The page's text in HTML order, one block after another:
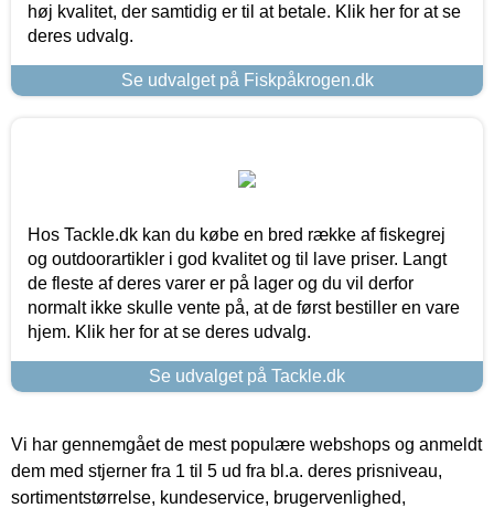
høj kvalitet, der samtidig er til at betale. Klik her for at se
deres udvalg.
Se udvalget på Fiskpåkrogen.dk
Hos Tackle.dk kan du købe en bred række af fiskegrej
og outdoorartikler i god kvalitet og til lave priser. Langt
de fleste af deres varer er på lager og du vil derfor
normalt ikke skulle vente på, at de først bestiller en vare
hjem. Klik her for at se deres udvalg.
Se udvalget på Tackle.dk
Vi har gennemgået de mest populære webshops og anmeldt
dem med stjerner fra 1 til 5 ud fra bl.a. deres prisniveau,
sortimentstørrelse, kundeservice, brugervenlighed,